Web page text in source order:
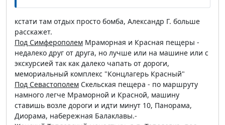
кстати там отдых просто бомба, Александр Г. больше
расскажет.
Под Симферополем Мраморная и Красная пещеры -
недалеко друг от друга, но лучше или на машине или с
экскурсией так как далеко чапать от дороги,
мемориальный комплекс "Концлагерь Красный"
Под Севастополем Скельская пещера - по маршруту
намного легче Мраморной и Красной, машину
ставишь возле дороги и идти минут 10, Панорама,
Диорама, набережная Балаклавы.-